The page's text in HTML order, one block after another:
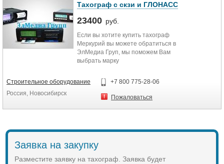
Тахограф с скзи и ГЛОНАСС
23400 руб.
Если вы хотите купить тахограф
Меркурий вы можете обратиться в
ЭлМедиа Груп, мы поможем Вам
выбрать марку
всегда в наличии. Хорошая цена и
возможность приобрести в любом
Строительное оборудование
Россия, Новосибирск
+7 800 775-28-06
Пожаловаться
Заявка на закупку
Разместите заявку на тахограф. Заявка будет